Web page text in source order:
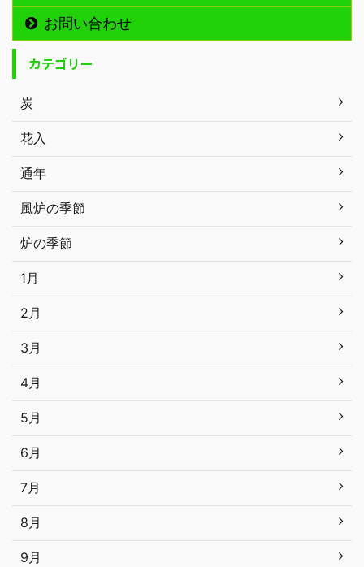
お問い合わせ
カテゴリー
炭
花入
通年
風炉の季節
炉の季節
1月
2月
3月
4月
5月
6月
7月
8月
9月